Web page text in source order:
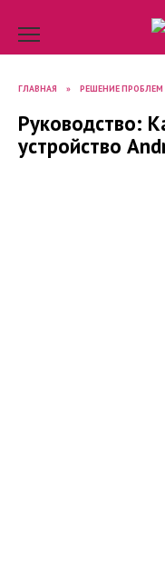
content
ГЛАВНАЯ » РЕШЕНИЕ ПРОБЛЕМ
Руководство:
устройство